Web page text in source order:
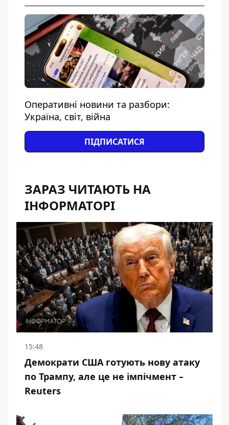
Оперативні новини та разбори:
Україна, світ, війна
ПІДПИСАТИСЯ
ЗАРАЗ ЧИТАЮТЬ НА
ІНФОРМАТОРІ
15:48
Демократи США готують нову атаку
по Трампу, але це не імпічмент –
Reuters